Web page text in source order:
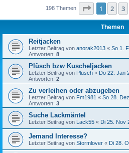
198 Themen Seite 1von
1 2 3
Themen
Reitjacken
Letzter Beitrag von anorak2013 « So 1.
Antworten: 8
Plüsch bzw Kuscheljacken
Letzter Beitrag von Plüsch « Do 22. Jan
Antworten: 2
Zu verleihen oder abzugeben
Letzter Beitrag von Fm1981 « So 28.
Antworten: 3
Suche Lackmäntel
Letzter Beitrag von Lack55 « Di 25. Nov
Jemand Interesse?
Letzter Beitrag von Stormlover « Di 28.